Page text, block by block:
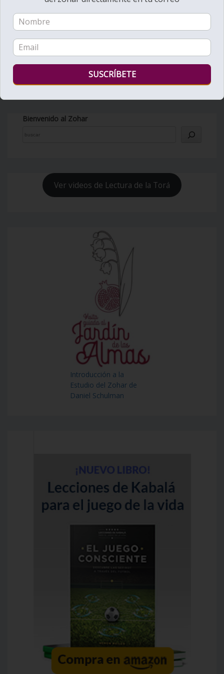
Bienvenido al Zohar
Ver videos de Lectura de la Torá
Introducción a la
Estudio del Zohar de
Daniel Schulman